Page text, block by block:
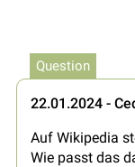
Question
22.01.2024 -
Auf Wikipedia
Wie passt das